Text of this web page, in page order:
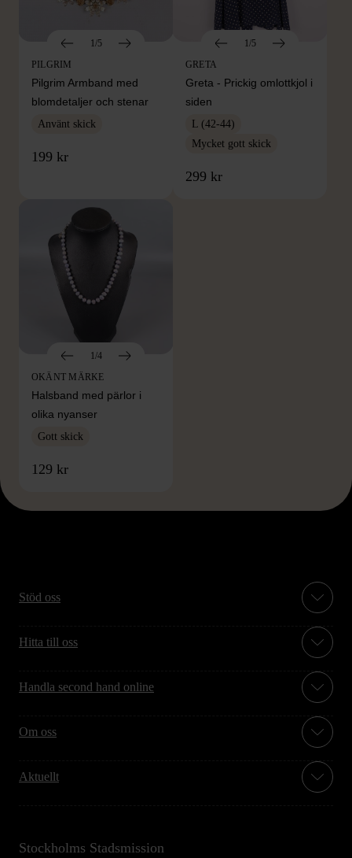
1/5
PILGRIM
Pilgrim Armband med
blomdetaljer och stenar
Använt skick
199 kr
1/5
GRETA
Greta - Prickig omlottkjol i
siden
L (42-44)
Mycket gott skick
299 kr
1/4
OKÄNT MÄRKE
Halsband med pärlor i
olika nyanser
Gott skick
129 kr
Stöd oss
Hitta till oss
Handla second hand online
Om oss
Aktuellt
Stockholms Stadsmission